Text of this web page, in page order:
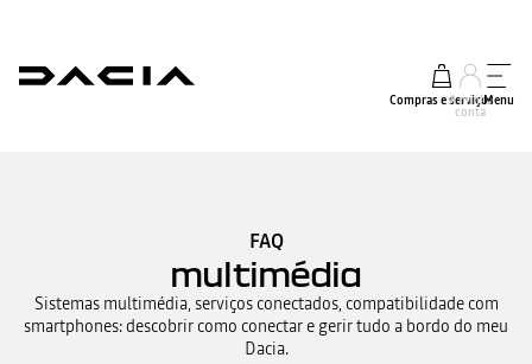
Compras e serviços
A minha
conta
Menu
FAQ
multimédia
Sistemas multimédia, serviços conectados, compatibilidade com
smartphones: descobrir como conectar e gerir tudo a bordo do meu
Dacia.